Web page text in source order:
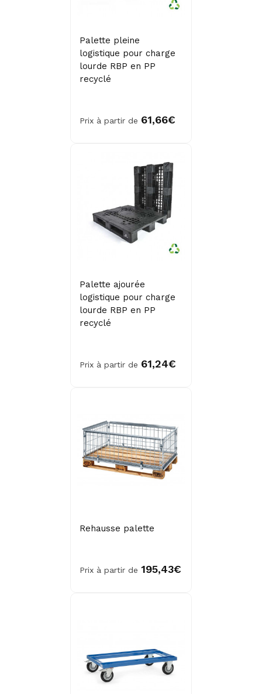
Palette pleine
logistique pour charge
lourde RBP en PP
recyclé
Prix à partir de 61,66€
Palette ajourée
logistique pour charge
lourde RBP en PP
recyclé
Prix à partir de 61,24€
Rehausse palette
Prix à partir de 195,43€